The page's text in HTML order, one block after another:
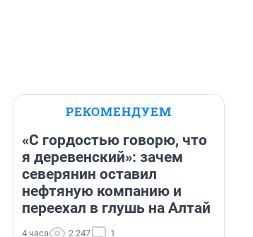
РЕКОМЕНДУЕМ
«С гордостью говорю, что
я деревенский»: зачем
северянин оставил
нефтяную компанию и
переехал в глушь на Алтай
4 часа 2 247 1